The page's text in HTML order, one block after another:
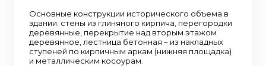
Основные конструкции исторического объема в
здании: стены из глиняного кирпича, перегородки
деревянные, перекрытие над вторым этажом
деревянное, лестница бетонная – из накладных
ступеней по кирпичным аркам (нижняя площадка)
и металлическим косоурам.